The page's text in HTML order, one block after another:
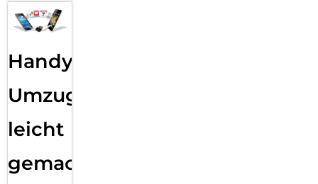
Handy
Umzug
leicht
gemacht!